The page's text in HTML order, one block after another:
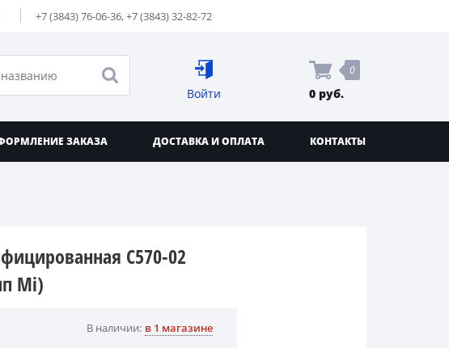
+7 (3843) 76-06-36,+7 (3843) 32-82-72
Войти
0
0 руб.
ЗАКАЗА ДОСТАВКА И ОПЛАТА КОНТАКТЫ
С570-02
Mi)
В наличии: в 1 магазине